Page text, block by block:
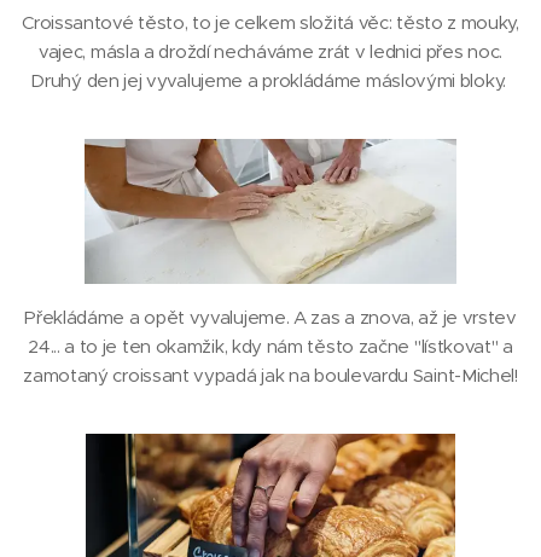
Croissantové těsto, to je celkem složitá věc: těsto z mouky,
vajec, másla a droždí necháváme zrát v lednici přes noc.
Druhý den jej vyvalujeme a prokládáme máslovými bloky.
Překládáme a opět vyvalujeme. A zas a znova, až je vrstev
24... a to je ten okamžik, kdy nám těsto začne "lístkovat" a
zamotaný croissant vypadá jak na boulevardu Saint-Michel!